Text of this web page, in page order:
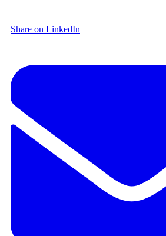
Share on LinkedIn